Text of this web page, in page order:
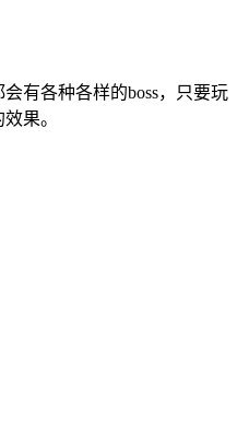
有各种各样的boss，只要玩
果。